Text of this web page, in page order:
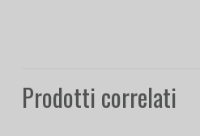
Prodotti correlati